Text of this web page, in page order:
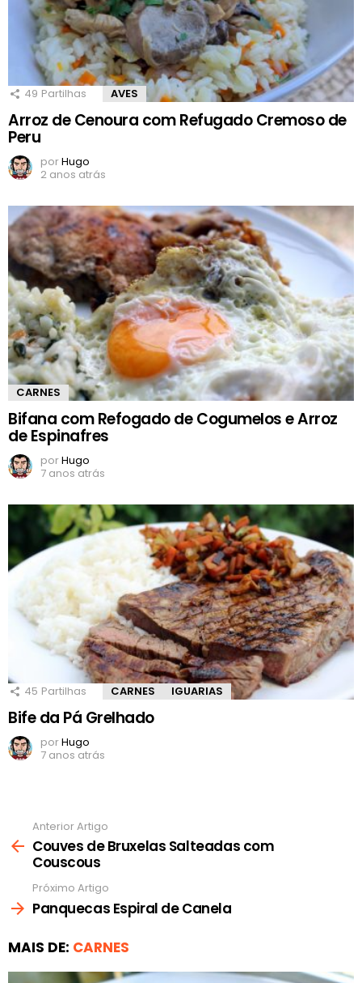
49 Partilhas AVES
Arroz de Cenoura com Refugado Cremoso de
Peru
porHugo
2 anos atrás
CARNES
Bifana com Refogado de Cogumelos e Arroz
de Espinafres
porHugo
7 anos atrás
45 Partilhas CARNES IGUARIAS
Bife da Pá Grelhado
porHugo
7 anos atrás
mais
Anterior Artigo
Couves de Bruxelas Salteadas com
Couscous
Próximo Artigo
Panquecas Espiral de Canela
MAIS DE: CARNES